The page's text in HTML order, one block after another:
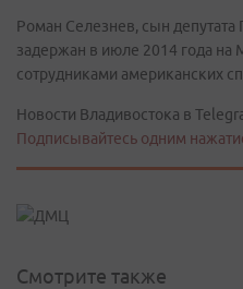
Роман Селезнев, сын
задержан в июле 2014 года на
сотрудниками американских
Новости Владивостока в
Подписывайтесь одним
Смотрите также